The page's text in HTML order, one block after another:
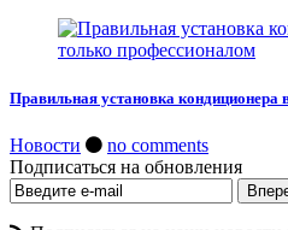
Правильная установка кондиционера
Новости
no comments
Подписаться на обновления